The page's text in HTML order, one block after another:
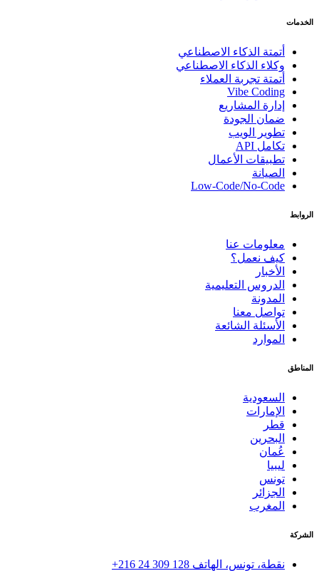
الخدمات
أتمتة الذكاء الاصطناعي
وكلاء الذكاء الاصطناعي
أتمتة تجربة العملاء
Vibe Coding
إدارة المشاريع
ضمان الجودة
تطوير الويب
تكامل API
تطبيقات الأعمال
الصيانة
Low-Code/No-Code
الروابط
معلومات عنا
كيف نعمل؟
الأخبار
الدروس التعليمية
المدونة
تواصل معنا
الأسئلة الشائعة
الموارد
المناطق
السعودية
الإمارات
قطر
البحرين
عُمان
ليبيا
تونس
الجزائر
المغرب
الشركة
نقطة، تونس، الهاتف +216 24 309 128